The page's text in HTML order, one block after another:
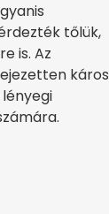
tőlük,
is. Az
káros